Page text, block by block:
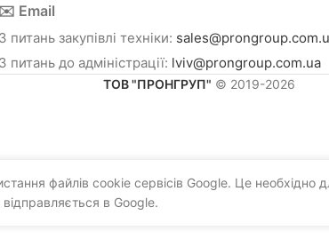
✉️ Email
З питань закупівлі техніки:
З питань до адміністрації: lviv@prongroup.com.ua
ТОВ "ПРОНГРУП" © 2019-2026
файлів cookie сервісів Google. Це необхідно
в Google.